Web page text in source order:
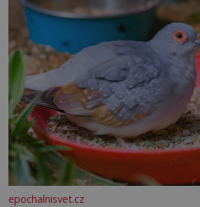
epochalnisvet.cz